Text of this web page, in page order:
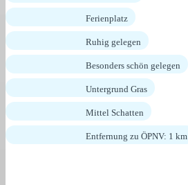
Ferienplatz
Ruhig gelegen
Besonders schön gelegen
Untergrund Gras
Mittel Schatten
Entfernung zu ÖPNV: 1 km